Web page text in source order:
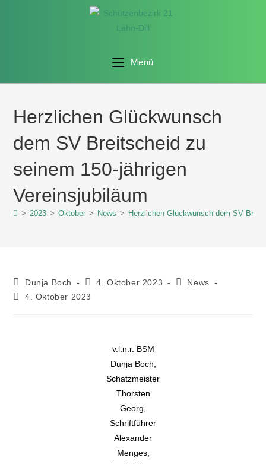
Menü
Herzlichen Glückwunsch
dem SV Breitscheid zu
seinem 150-jährigen
Vereinsjubiläum
> 2023 > Oktober > News > Herzlichen Glückwunsch dem SV
Dunja Boch 4. Oktober 2023
News
4. Oktober 2023
v.l.n.r. BSM
Dunja Boch,
Schatzmeister
Thorsten
Georg,
Schriftführer
Alexander
Menges,